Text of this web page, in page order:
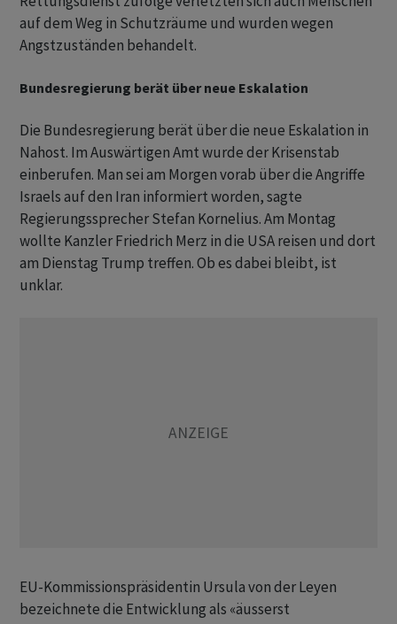
auf dem Weg in Schutzräume und wurden wegen
Angstzuständen behandelt.
Bundesregierung berät über neue Eskalation
Die Bundesregierung berät über die neue Eskalation in
Nahost. Im Auswärtigen Amt wurde der Krisenstab
einberufen. Man sei am Morgen vorab über die Angriffe
Israels auf den Iran informiert worden, sagte
Regierungssprecher Stefan Kornelius. Am Montag
wollte Kanzler Friedrich Merz in die USA reisen und dort
am Dienstag Trump treffen. Ob es dabei bleibt, ist
unklar.
EU-Kommissionspräsidentin Ursula von der Leyen
bezeichnete die Entwicklung als «äusserst